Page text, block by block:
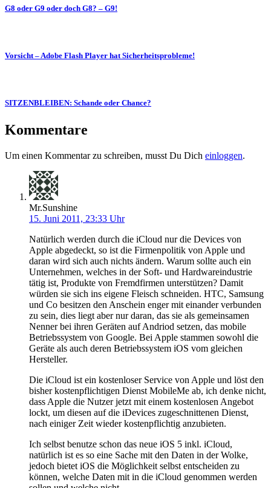
G8 oder G9 oder doch G8? – G9!
Vorsicht – Adobe Flash Player hat Sicherheitsprobleme!
SITZENBLEIBEN: Schande oder Chance?
Kommentare
Um einen Kommentar zu schreiben, musst Du Dich einloggen.
Mr.Sunshine
15. Juni 2011, 23:33 Uhr
Natürlich werden durch die iCloud nur die Devices von
Apple abgedeckt, so ist die Firmenpolitik von Apple und
daran wird sich auch nichts ändern. Warum sollte auch ein
Unternehmen, welches in der Soft- und Hardwareindustrie
tätig ist, Produkte von Fremdfirmen unterstützen? Damit
würden sie sich ins eigene Fleisch schneiden. HTC, Samsung
und Co besitzen den Anschein enger mit einander verbunden
zu sein, dies liegt aber nur daran, das sie als gemeinsamen
Nenner bei ihren Geräten auf Andriod setzen, das mobile
Betriebssystem von Google. Bei Apple stammen sowohl die
Geräte als auch deren Betriebssystem iOS vom gleichen
Hersteller.
Die iCloud ist ein kostenloser Service von Apple und löst den
bisher kostenpflichtigen Dienst MobileMe ab, ich denke nicht,
dass Apple die Nutzer jetzt mit einem kostenlosen Angebot
lockt, um diesen auf die iDevices zugeschnittenen Dienst,
nach einiger Zeit wieder kostenpflichtig anzubieten.
Ich selbst benutze schon das neue iOS 5 inkl. iCloud,
natürlich ist es so eine Sache mit den Daten in der Wolke,
jedoch bietet iOS die Möglichkeit selbst entscheiden zu
können, welche Daten mit in die iCloud genommen werden